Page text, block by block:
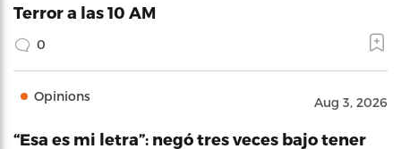
Terror a las 10 AM
0
Opinions Aug 3, 2026
“Esa es mi letra”: negó tres veces bajo tener